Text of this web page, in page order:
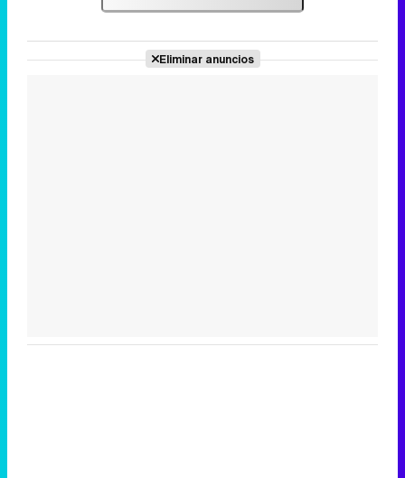
Eliminar anuncios